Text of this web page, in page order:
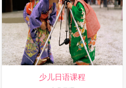
少儿日语课程